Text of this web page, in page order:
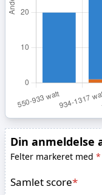
Din anmeldelse
Felter markeret med *
Samlet score*